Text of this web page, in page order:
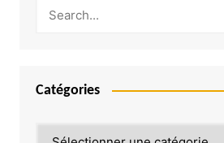
Catégories